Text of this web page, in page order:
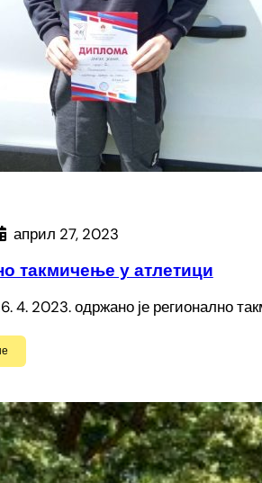
април 27, 2023
такмичење у атлетици
4. 2023. одржано је регионално